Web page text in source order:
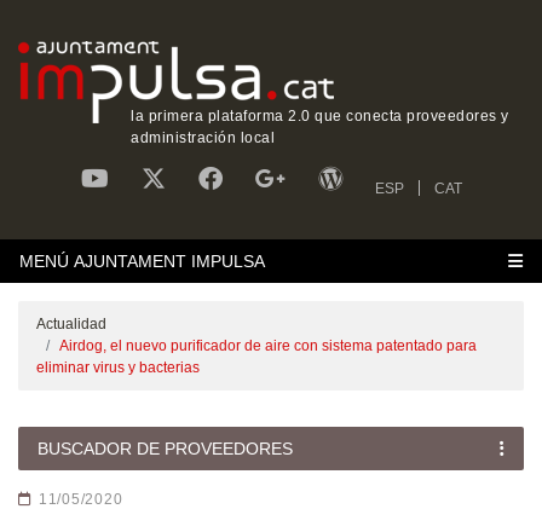
la primera plataforma 2.0 que conecta proveedores y
administración local
ESP CAT
MENÚ AJUNTAMENT IMPULSA
Actualidad
Airdog, el nuevo purificador de aire con sistema patentado para
eliminar virus y bacterias
BUSCADOR DE PROVEEDORES
11/05/2020